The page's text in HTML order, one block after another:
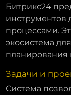
Битрикс24
инструментов
процессами.
экосистема
планирования
Задачи и
Система